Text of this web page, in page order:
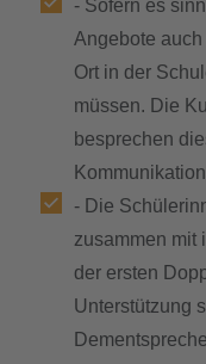
- Sofern es
Angebote
Ort in der
müssen. Die
besprechen
- Die
zusammen mit
der ersten
Unterstützung